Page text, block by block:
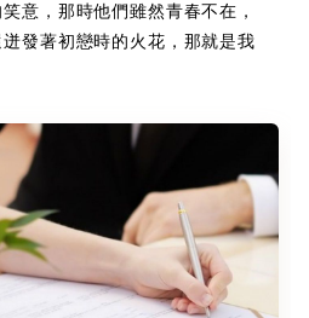
意，那時他們雖然青春不在，
發著初戀時的火花，那就是我